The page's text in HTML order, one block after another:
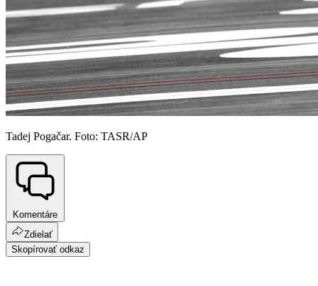
Tadej Pogačar. Foto: TASR/AP
Komentáre
Zdielať
Skopírovať odkaz